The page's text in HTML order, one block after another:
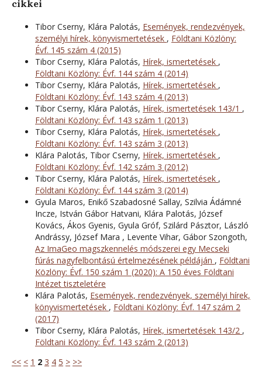
cikkei
Tibor Cserny, Klára Palotás, Események, rendezvények,
személyi hírek, könyvismertetések , Földtani Közlöny:
Évf. 145 szám 4 (2015)
Tibor Cserny, Klára Palotás, Hírek, ismertetések ,
Földtani Közlöny: Évf. 144 szám 4 (2014)
Tibor Cserny, Klára Palotás, Hírek, ismertetések ,
Földtani Közlöny: Évf. 143 szám 4 (2013)
Tibor Cserny, Klára Palotás, Hírek, ismertetések 143/1 ,
Földtani Közlöny: Évf. 143 szám 1 (2013)
Tibor Cserny, Klára Palotás, Hírek, ismertetések ,
Földtani Közlöny: Évf. 143 szám 3 (2013)
Klára Palotás, Tibor Cserny, Hírek, ismertetések ,
Földtani Közlöny: Évf. 142 szám 3 (2012)
Tibor Cserny, Klára Palotás, Hírek, ismertetések ,
Földtani Közlöny: Évf. 144 szám 3 (2014)
Gyula Maros, Enikő Szabadosné Sallay, Szilvia Ádámné
Incze, István Gábor Hatvani, Klára Palotás, József
Kovács, Ákos Gyenis, Gyula Gróf, Szilárd Pásztor, László
Andrássy, József Mara , Levente Vihar, Gábor Szongoth,
Az ImaGeo magszkennelés módszerei egy Mecseki
fúrás nagyfelbontású értelmezésének példáján , Földtani
Közlöny: Évf. 150 szám 1 (2020): A 150 éves Földtani
Intézet tiszteletére
Klára Palotás, Események, rendezvények, személyi hírek,
könyvismertetések , Földtani Közlöny: Évf. 147 szám 2
(2017)
Tibor Cserny, Klára Palotás, Hírek, ismertetések 143/2 ,
Földtani Közlöny: Évf. 143 szám 2 (2013)
<< < 1 2 3 4 5 > >>